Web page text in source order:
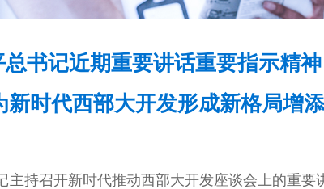
书记近期重要讲话重要指示精神
时代西部大开发形成新格局增
持召开新时代推动西部大开发座谈会上的重要